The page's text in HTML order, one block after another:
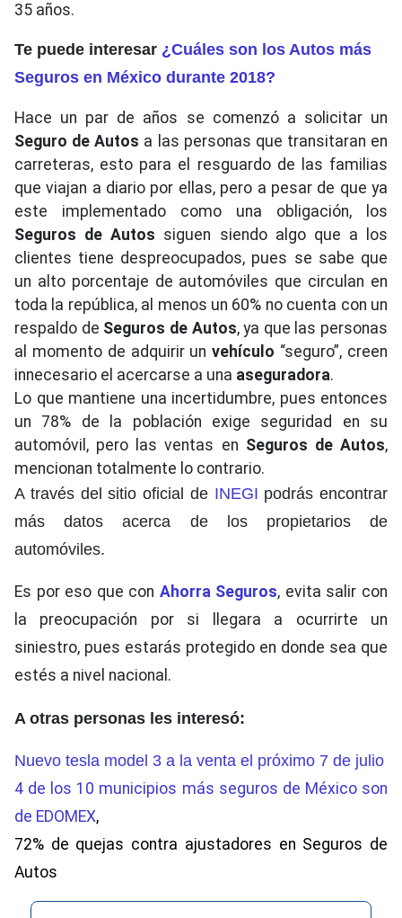
35 años.
Te puede interesar ¿Cuáles son los Autos más
Seguros en México durante 2018?
Hace un par de años se comenzó a solicitar un
Seguro de Autos a las personas que transitaran en
carreteras, esto para el resguardo de las familias
que viajan a diario por ellas, pero a pesar de que ya
este implementado como una obligación, los
Seguros de Autos siguen siendo algo que a los
clientes tiene despreocupados, pues se sabe que
un alto porcentaje de automóviles que circulan en
toda la república, al menos un 60% no cuenta con un
respaldo de Seguros de Autos, ya que las personas
al momento de adquirir unvehículo “seguro”, creen
innecesario el acercarse a una aseguradora.
Lo que mantiene una incertidumbre, pues entonces
un 78% de la población exige seguridad en su
automóvil, pero las ventas en Seguros de Autos,
mencionan totalmente lo contrario.
A través del sitio oficial de INEGI podrás encontrar
más datos acerca de los propietarios de
automóviles.
Es por eso que con Ahorra Seguros, evita salir con
la preocupación por si llegara a ocurrirte un
siniestro, pues estarás protegido en donde sea que
estés a nivel nacional.
A otras personas les interesó:
Nuevo tesla model 3 a la venta el próximo 7 de julio
4 de los 10 municipios más seguros de México son
de EDOMEX,
72% de quejas contra ajustadores en Seguros de
Autos